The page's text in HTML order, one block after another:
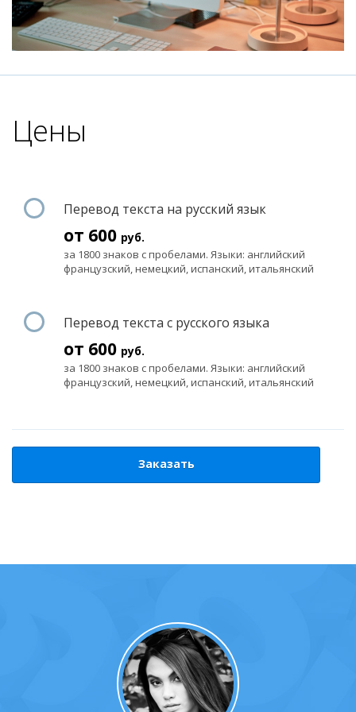
Цены
Перевод текста на русский язык
от 600 руб.
за 1800 знаков с пробелами. Языки: английский
французский, немецкий, испанский, итальянский
Перевод текста с русского языка
от 600 руб.
за 1800 знаков с пробелами. Языки: английский
французский, немецкий, испанский, итальянский